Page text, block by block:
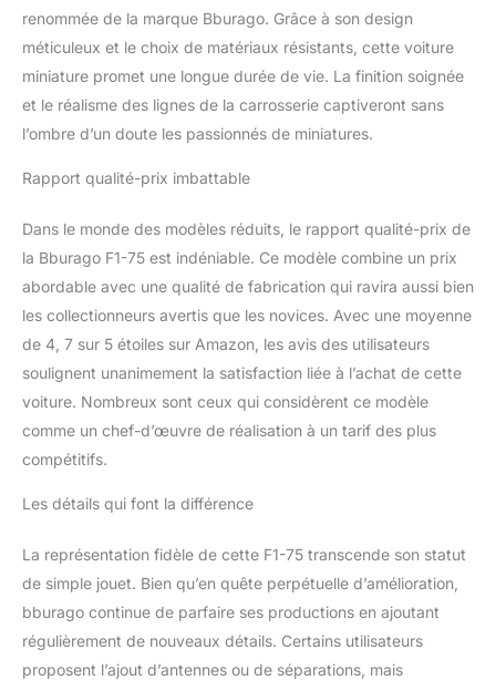
Votre enfant est resté
grandeur d'une machine
utilitaire qui est passée
dans la rue ou à la
télévision ? Offrez lui en
BBURAGO - MAISTO :
emblématiques de
Réduits - Sous Licence
des principaux
Constructeurs
Automobiles Mondiaux.
des Enfants du monde
entier et à la passion des
Adultes.
renommée de la marque Bburago. Grâce à son design
méticuleux et le choix de matériaux résistants, cette voiture
miniature promet une longue durée de vie. La finition soignée
et le réalisme des lignes de la carrosserie captiveront sans
l’ombre d’un doute les passionnés de miniatures.
Rapport qualité-prix imbattable
Dans le monde des modèles réduits, le rapport qualité-prix de
la Bburago F1-75 est indéniable. Ce modèle combine un prix
abordable avec une qualité de fabrication qui ravira aussi bien
les collectionneurs avertis que les novices. Avec une moyenne
de 4, 7 sur 5 étoiles sur Amazon, les avis des utilisateurs
soulignent unanimement la satisfaction liée à l’achat de cette
voiture. Nombreux sont ceux qui considèrent ce modèle
comme un chef-d’œuvre de réalisation à un tarif des plus
compétitifs.
Les détails qui font la différence
La représentation fidèle de cette F1-75 transcende son statut
de simple jouet. Bien qu’en quête perpétuelle d’amélioration,
bburago continue de parfaire ses productions en ajoutant
régulièrement de nouveaux détails. Certains utilisateurs
proposent l’ajout d’antennes ou de séparations, mais